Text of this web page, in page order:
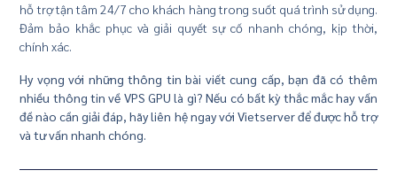
hỗ trợ tận tâm 24/7 cho khách hàng trong suốt quá trình sử dụng.
Đảm bảo khắc phục và giải quyết sự cố nhanh chóng, kịp thời,
chính xác.
Hy vọng với những thông tin bài viết cung cấp, bạn đã có thêm
nhiều thông tin về VPS GPU là gì? Nếu có bất kỳ thắc mắc hay vấn
đề nào cần giải đáp, hãy liên hệ ngay với Vietserver để được hỗ trợ
và tư vấn nhanh chóng.